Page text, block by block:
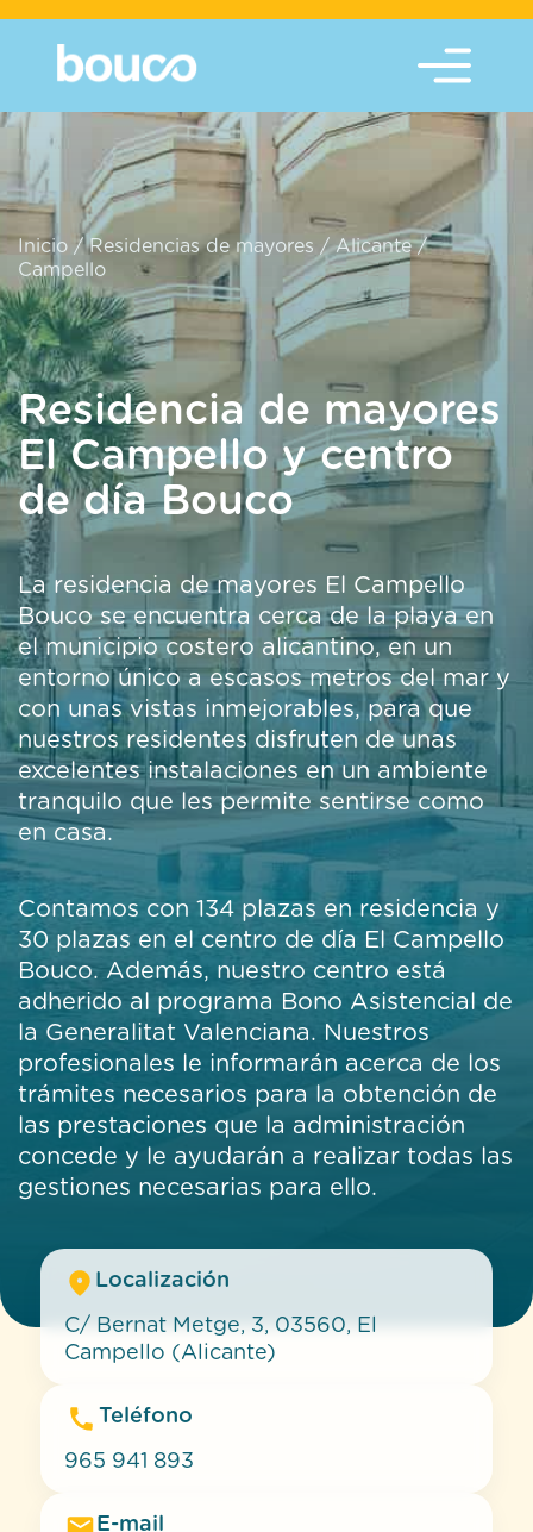
Inicio /Residencias de mayores /Alicante/
Campello
Residencia de mayores
El Campello y centro
de día Bouco
La residencia de mayores El Campello
Bouco se encuentra cerca de la playa en
el municipio costero alicantino, en un
entorno único a escasos metros del mar y
con unas vistas inmejorables, para que
nuestros residentes disfruten de unas
excelentes instalaciones en un ambiente
tranquilo que les permite sentirse como
en casa.
Contamos con 134 plazas en residencia y
30 plazas en el centro de día El Campello
Bouco. Además, nuestro centro está
adherido al programa Bono Asistencial de
la Generalitat Valenciana. Nuestros
profesionales le informarán acerca de los
trámites necesarios para la obtención de
las prestaciones que la administración
concede y le ayudarán a realizar todas las
gestiones necesarias para ello.
Localización
C/ Bernat Metge, 3, 03560, El
Campello (Alicante)
Teléfono
965 941 893
E-mail